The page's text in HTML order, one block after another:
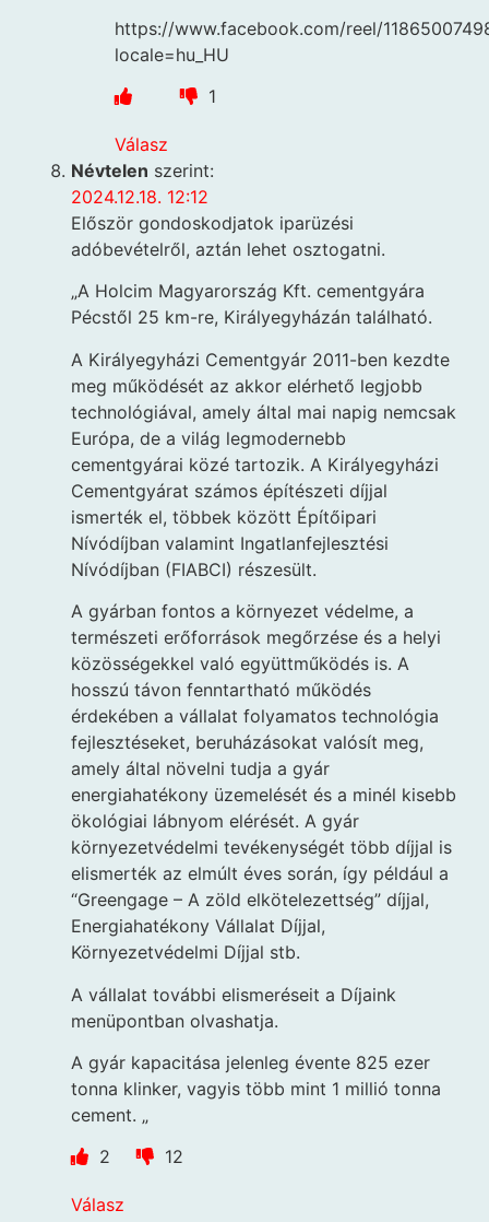
https://www.facebook.com/reel/
locale=hu_HU
1
Válasz
Névtelen szerint:
2024.12.18. 12:12
Először gondoskodjatok iparüzési
adóbevételről, aztán lehet osztogatni.
„A Holcim Magyarország Kft. cementgyára
Pécstől 25 km-re, Királyegyházán található.
A Királyegyházi Cementgyár 2011-ben kezdte
meg működését az akkor elérhető legjobb
technológiával, amely által mai napig nemcsak
Európa, de a világ legmodernebb
cementgyárai közé tartozik. A Királyegyházi
Cementgyárat számos építészeti díjjal
ismerték el, többek között Építőipari
Nívódíjban valamint Ingatlanfejlesztési
Nívódíjban (FIABCI) részesült.
A gyárban fontos a környezet védelme, a
természeti erőforrások megőrzése és a helyi
közösségekkel való együttműködés is. A
hosszú távon fenntartható működés
érdekében a vállalat folyamatos technológia
fejlesztéseket, beruházásokat valósít meg,
amely által növelni tudja a gyár
energiahatékony üzemelését és a minél kisebb
ökológiai lábnyom elérését. A gyár
környezetvédelmi tevékenységét több díjjal is
elismerték az elmúlt éves során, így például a
“Greengage – A zöld elkötelezettség” díjjal,
Energiahatékony Vállalat Díjjal,
Környezetvédelmi Díjjal stb.
A vállalat további elismeréseit a Díjaink
menüpontban olvashatja.
A gyár kapacitása jelenleg évente 825 ezer
tonna klinker, vagyis több mint 1 millió tonna
cement. „
2
12
Válasz